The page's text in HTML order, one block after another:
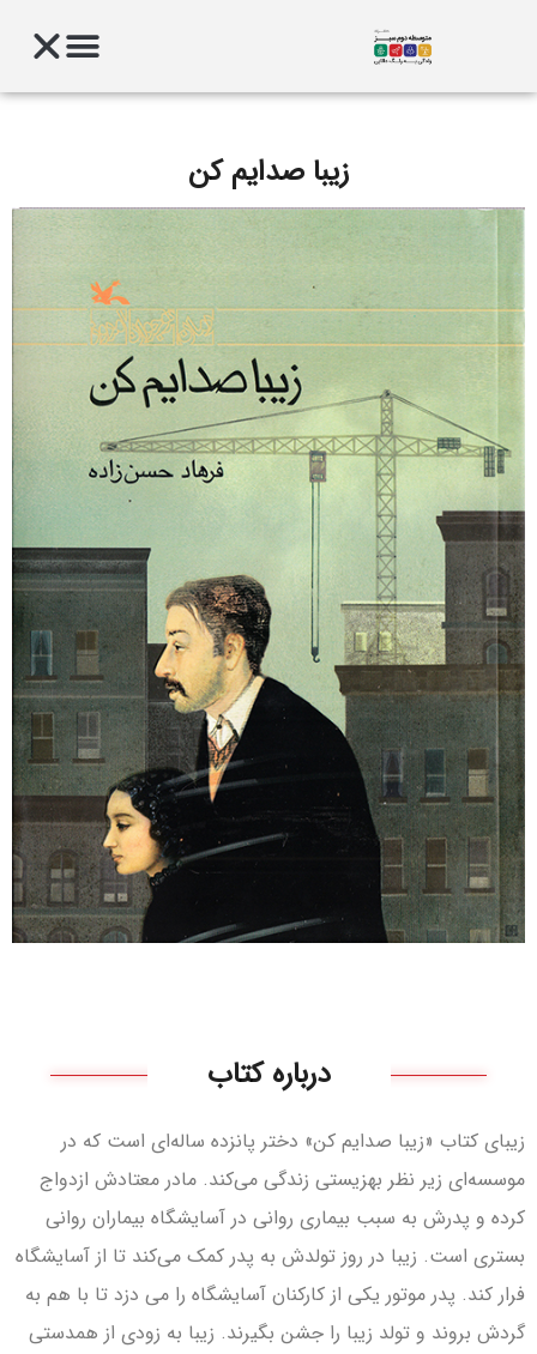
زیبا صدایم کن
درباره کتاب
زیبای کتاب «زیبا صدایم کن» دختر پانزده ساله‌ای است که در
موسسه‌ای زیر نظر بهزیستی زندگی می‌کند. مادر معتادش ازدواج
کرده و پدرش به سبب بیماری روانی در آسایشگاه بیماران روانی
بستری است. زیبا در روز تولدش به پدر کمک می‌کند تا از آسایشگاه
فرار کند. پدر موتور یکی از کارکنان آسایشگاه را می دزد تا با هم به
گردش بروند و تولد زیبا را جشن بگیرند. زیبا به زودی از همدستی